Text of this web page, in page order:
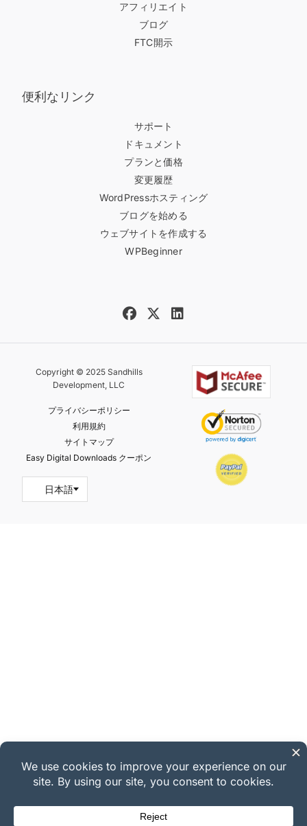
アフィリエイト
ブログ
FTC開示
便利なリンク
サポート
ドキュメント
プランと価格
変更履歴
WordPressホスティング
ブログを始める
ウェブサイトを作成する
WPBeginner
Copyright © 2025 Sandhills
Development, LLC
プライバシーポリシー
利用規約
サイトマップ
Easy Digital Downloads クーポン